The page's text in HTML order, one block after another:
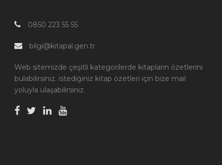
0850 223 55 55
bilgi@kitapal.gen.tr
Web sitemizde çeşitli kategorilerde kitapların özetlerini
bulabilirsiniz. istediğiniz kitap özetleri için bize mail
yoluyla ulaşabilirsiniz.